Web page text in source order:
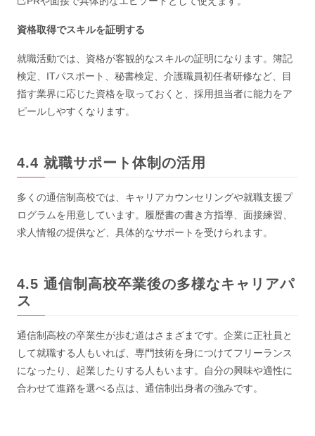
資格取得でスキルを証明する
就職活動では、資格が客観的なスキルの証明になります。簿記
検定、ITパスポート、秘書検定、介護職員初任者研修など、目
指す業界に応じた資格を取っておくと、採用担当者に能力をア
ピールしやすくなります。
就職サポート体制の活用
多くの通信制高校では、キャリアカウンセリングや就職支援プ
ログラムを用意しています。履歴書の書き方指導、面接練習、
求人情報の提供など、具体的なサポートを受けられます。
通信制高校卒業後の多様なキャリアパ
ス
通信制高校の卒業生が歩む道はさまざまです。企業に正社員と
して就職する人もいれば、専門技術を身につけてフリーランス
になったり、起業したりする人もいます。自分の興味や適性に
合わせて進路を選べる点は、通信制出身者の強みです。